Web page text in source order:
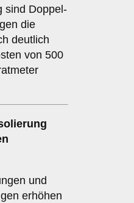
sind Doppel-
die
deutlich
von 500
und
erhöhen